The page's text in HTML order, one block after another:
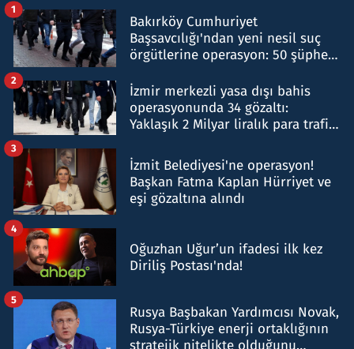
Bakırköy Cumhuriyet
Başsavcılığı'ndan yeni nesil suç
örgütlerine operasyon: 50 şüpheli
1
İzmir merkezli yasa dışı bahis
operasyonunda 34 gözaltı:
Yaklaşık 2 Milyar liralık para trafiği
2
İzmit Belediyesi'ne operasyon!
Başkan Fatma Kaplan Hürriyet ve
eşi gözaltına alındı
3
Oğuzhan Uğur’un ifadesi ilk kez
Diriliş Postası'nda!
4
Rusya Başbakan Yardımcısı Novak,
Rusya-Türkiye enerji ortaklığının
stratejik nitelikte olduğunu
5